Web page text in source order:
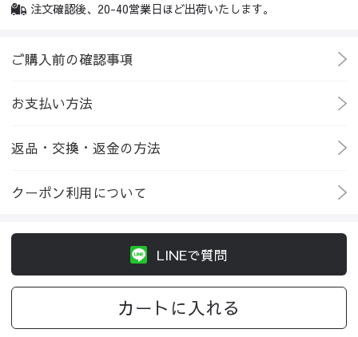
注文確認後、20-40営業日ほど出荷いたします。
ご購入前の確認事項
お支払い方法
返品・交換・返金の方法
クーポン利用について
LINEで質問
カートに入れる